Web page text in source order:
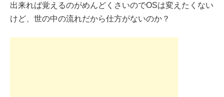
出来れば覚えるのがめんどくさいのでOSは変えたくない
けど、世の中の流れだから仕方がないのか？